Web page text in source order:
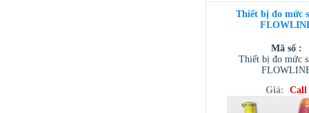
Thiết bị đo mức
Mã số :
Thiết bị đo mức
Giá: Call